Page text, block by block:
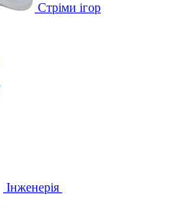
Стріми ігор
Інженерія